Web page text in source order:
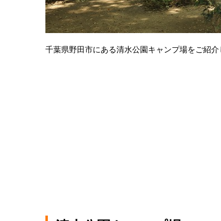
千葉県野田市にある清水公園キャンプ場をご紹